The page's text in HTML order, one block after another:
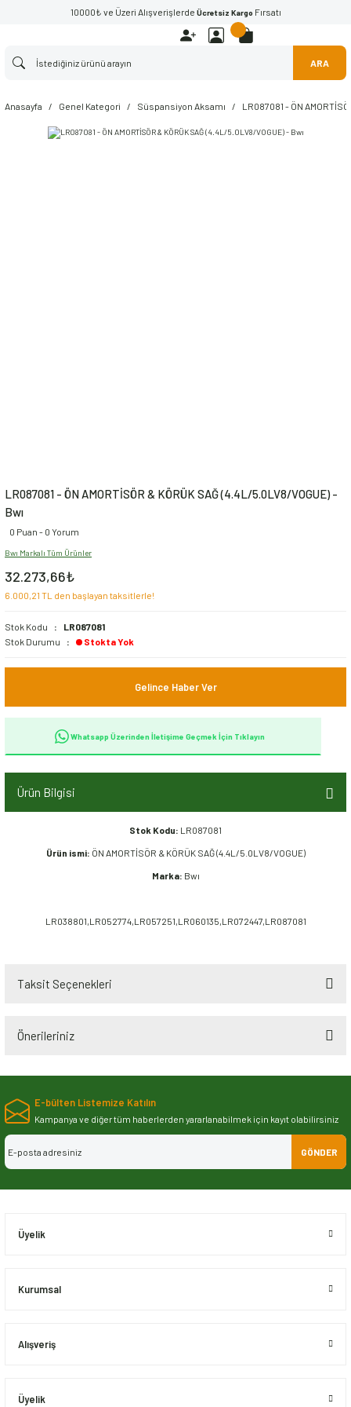
10000₺ ve Üzeri Alışverişlerde Ücretsiz Kargo Fırsatı
ARA
Anasayfa Genel Kategori Süspansiyon Aksamı LR087081 - ÖN
LR087081 - ÖN AMORTİSÖR & KÖRÜK SAĞ (4.4L/5.0LV8/VOGUE) -
Bwı
0 Puan - 0 Yorum
Bwı Markalı Tüm Ürünler
32.273,66₺
6.000,21 TL den başlayan taksitlerle!
Stok Kodu
LR087081
Stok Durumu
Stokta Yok
Gelince Haber Ver
Whatsapp Üzerinden İletişime Geçmek İçin Tıklayın
Ürün Bilgisi
Stok Kodu: LR087081
Ürün ismi: ÖN AMORTİSÖR & KÖRÜK SAĞ (4.4L/5.0LV8/VOGUE)
Marka: Bwı
LR038801,LR052774,LR057251,LR060135,LR072447,LR087081
Taksit Seçenekleri
Önerileriniz
Bu ürünün fiyat bilgisi, resim, ürün açıklamalarında ve diğer konularda
iletebilirsiniz.
Görüş ve önerileriniz için teşekkür ederiz.
Ürün resmi kalitesiz, bozuk veya görüntülenemiyor.
E-bülten Listemize Katılın
Kampanya ve diğer tüm haberlerden yararlanabilmek için kayıt olabilirsiniz
GÖNDER
Üyelik
Kurumsal
Alışveriş
Üyelik